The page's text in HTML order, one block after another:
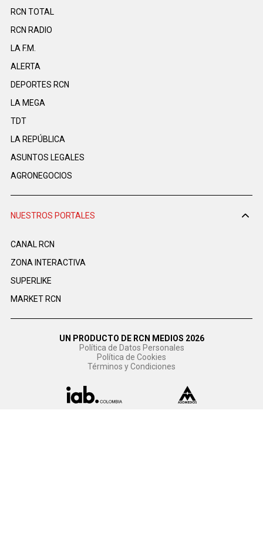
RCN TOTAL
RCN RADIO
LA F.M.
ALERTA
DEPORTES RCN
LA MEGA
TDT
LA REPÚBLICA
ASUNTOS LEGALES
AGRONEGOCIOS
NUESTROS PORTALES
CANAL RCN
ZONA INTERACTIVA
SUPERLIKE
MARKET RCN
UN PRODUCTO DE RCN MEDIOS 2026
Política de Datos Personales
Política de Cookies
Términos y Condiciones